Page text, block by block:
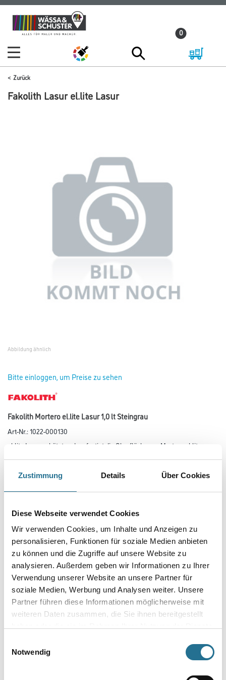
Zustimmung Details Über Cookies
Diese Webseite verwendet Cookies
Wir verwenden Cookies, um Inhalte und Anzeigen zu
personalisieren, Funktionen für soziale Medien anbieten
zu können und die Zugriffe auf unsere Website zu
analysieren. Außerdem geben wir Informationen zu Ihrer
Verwendung unserer Website an unsere Partner für
soziale Medien, Werbung und Analysen weiter. Unsere
Partner führen diese Informationen möglicherweise mit
weiteren Daten zusammen, die Sie ihnen bereitgestellt
Notwendig
Zum
Inhalt
Zum
Navigationsmenü
0
Zurück
Fakolith Lasur el.lite Lasur
Abbildung ähnlich
Bitte einloggen, um Preise zu sehen
Fakolith Mortero el.lite Lasur 1,0 lt Steingrau
Art-Nr.:1022-000130
el.lite Lasur schützt und verfestigt die Oberfläche von Mortero el.lite.
Umrechnungsfaktoren